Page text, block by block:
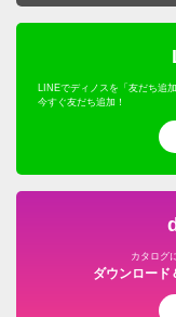
LINEでディノスを「友だち追
今すぐ友だち追加！
カタログ
ダウンロード